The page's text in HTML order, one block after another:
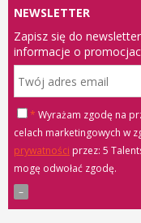
NEWSLETTER
Zapisz się do
informacje o
* Wyrażam zgodę na
celach marketingowych w
prywatności
przez: 5
mogę odwołać zgodę.